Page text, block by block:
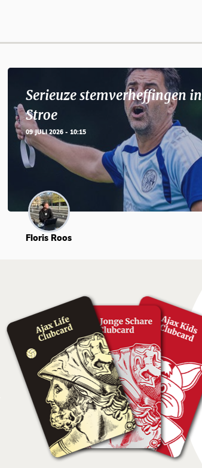
Serieuze stemverheffingen in
Stroe
09 JULI 2026 - 10:15
Floris Roos